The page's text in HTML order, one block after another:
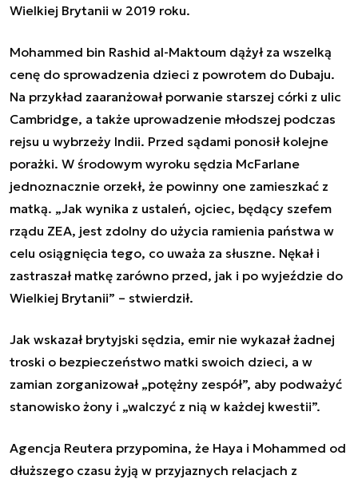
Wielkiej Brytanii w 2019 roku.
Mohammed bin Rashid al-Maktoum dążył za wszelką
cenę do sprowadzenia dzieci z powrotem do Dubaju.
Na przykład zaaranżował porwanie starszej córki z ulic
Cambridge, a także uprowadzenie młodszej podczas
rejsu u wybrzeży Indii. Przed sądami ponosił kolejne
porażki. W środowym wyroku sędzia McFarlane
jednoznacznie orzekł, że powinny one zamieszkać z
matką. „Jak wynika z ustaleń, ojciec, będący szefem
rządu ZEA, jest zdolny do użycia ramienia państwa w
celu osiągnięcia tego, co uważa za słuszne. Nękał i
zastraszał matkę zarówno przed, jak i po wyjeździe do
Wielkiej Brytanii” – stwierdził.
Jak wskazał brytyjski sędzia, emir nie wykazał żadnej
troski o bezpieczeństwo matki swoich dzieci, a w
zamian zorganizował „potężny zespół”, aby podważyć
stanowisko żony i „walczyć z nią w każdej kwestii”.
Agencja Reutera przypomina, że Haya i Mohammed od
dłuższego czasu żyją w przyjaznych relacjach z